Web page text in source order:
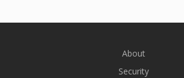
About
Security